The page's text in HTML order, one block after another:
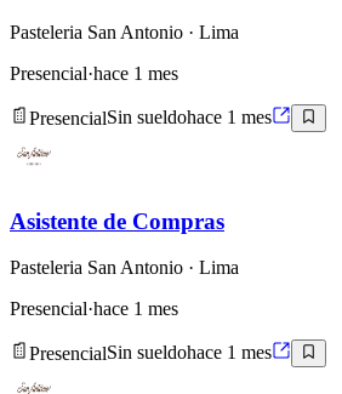
Pasteleria San Antonio · Lima
Presencial·hace 1 mes
PresencialSin sueldohace 1 mes
Asistente de Compras
Pasteleria San Antonio · Lima
Presencial·hace 1 mes
PresencialSin sueldohace 1 mes